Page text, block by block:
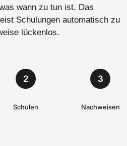
wann zu tun ist. Das
Schulungen automatisch zu
lückenlos.
2
Schulen
3
Nachweisen